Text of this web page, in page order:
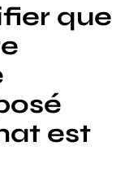
que
est